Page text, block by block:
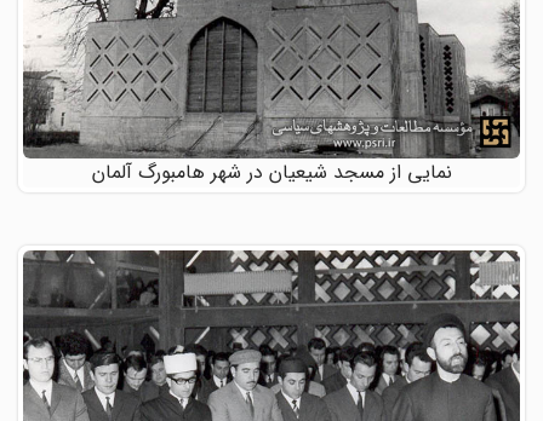
نمایی از مسجد شیعیان در شهر هامبورگ آلمان